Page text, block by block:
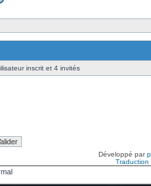
inscrit et 4 invités
Développé par
Traduction